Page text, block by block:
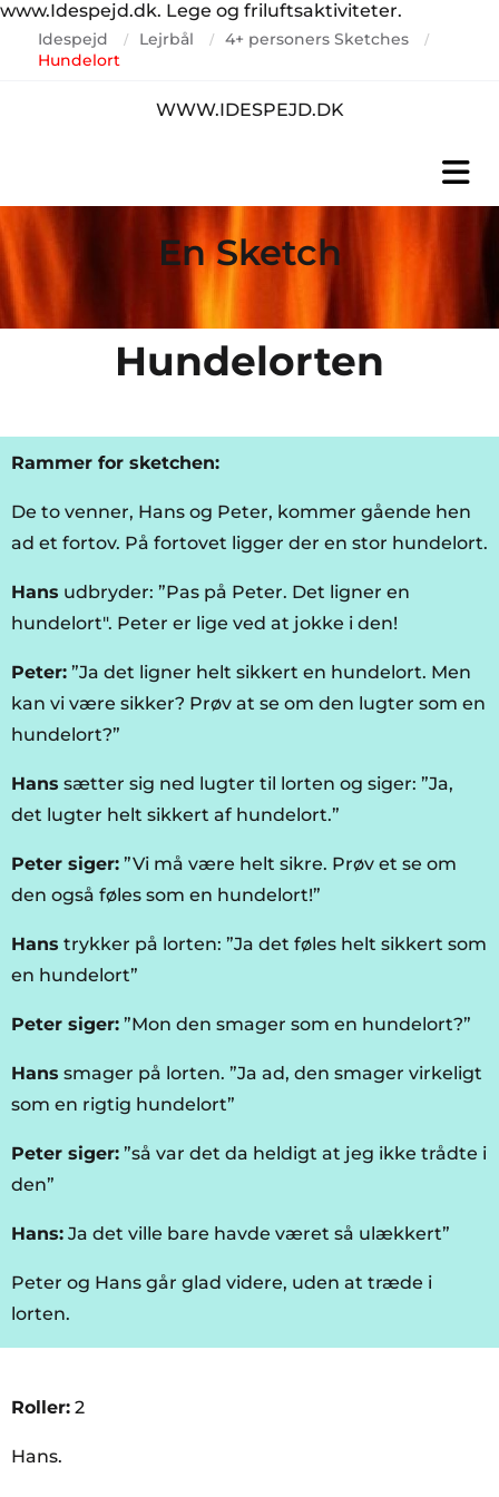
www.Idespejd.dk. Lege og friluftsaktiviteter.
Idespejd / Lejrbål / 4+ personers Sketches /
Hundelort
WWW.IDESPEJD.DK
En Sketch
Hundelorten
Rammer for sketchen:
De to venner, Hans og Peter, kommer gående hen
ad et fortov. På fortovet ligger der en stor hundelort.
Hans udbryder: ”Pas på Peter. Det ligner en
hundelort". Peter er lige ved at jokke i den!
Peter: ”Ja det ligner helt sikkert en hundelort. Men
kan vi være sikker? Prøv at se om den lugter som en
hundelort?”
Hans sætter sig ned lugter til lorten og siger: ”Ja,
det lugter helt sikkert af hundelort.”
Peter siger: ”Vi må være helt sikre. Prøv et se om
den også føles som en hundelort!”
Hans trykker på lorten: ”Ja det føles helt sikkert som
en hundelort”
Peter siger: ”Mon den smager som en hundelort?”
Hans smager på lorten. ”Ja ad, den smager virkeligt
som en rigtig hundelort”
Peter siger: ”så var det da heldigt at jeg ikke trådte i
den”
Hans: Ja det ville bare havde været så ulækkert”
Peter og Hans går glad videre, uden at træde i
lorten.
Roller: 2
Hans.